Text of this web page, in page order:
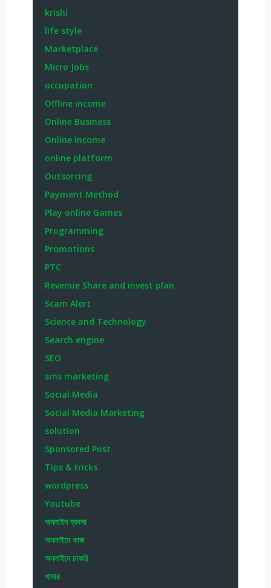
krishi
life style
Marketplace
Micro Jobs
occupation
Offline income
Online Business
Online Income
online platform
Outsorcing
Payment Method
Play online Games
Programming
Promotions
PTC
Revenue Share and invest plan
Scam Alert
Science and Technology
Search engine
SEO
sms marketing
Social Media
Social Media Marketing
solution
Sponsored Post
Tips & tricks
wordpress
Youtube
অনলাইন ব্যবসা
অনলাইনে কাজ
অনলাইনে চাকরি
খামার